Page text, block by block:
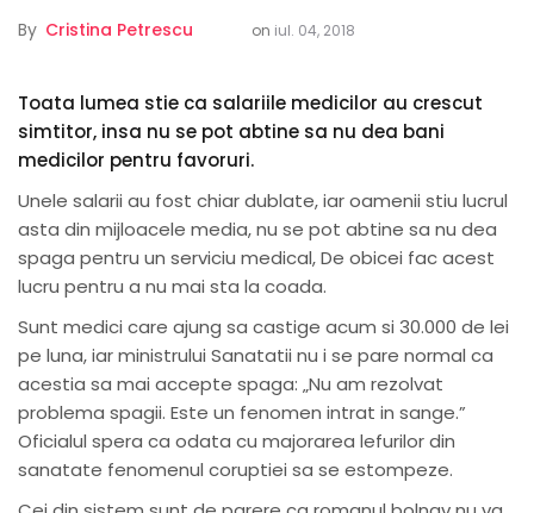
By Cristina Petrescu on iul. 04, 2018
Toata lumea stie ca salariile medicilor au crescut
simtitor, insa nu se pot abtine sa nu dea bani
medicilor pentru favoruri.
Unele salarii au fost chiar dublate, iar oamenii stiu lucrul
asta din mijloacele media, nu se pot abtine sa nu dea
spaga pentru un serviciu medical, De obicei fac acest
lucru pentru a nu mai sta la coada.
Sunt medici care ajung sa castige acum si 30.000 de lei
pe luna, iar ministrului Sanatatii nu i se pare normal ca
acestia sa mai accepte spaga: „Nu am rezolvat
problema spagii. Este un fenomen intrat in sange.”
Oficialul spera ca odata cu majorarea lefurilor din
sanatate fenomenul coruptiei sa se estompeze.